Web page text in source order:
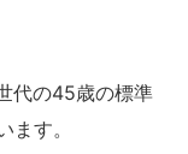
代の45歳の標準
ます。